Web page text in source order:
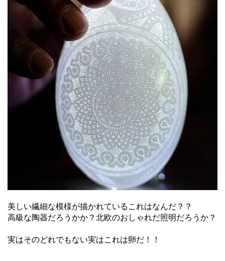
美しい繊細な模様が描かれているこれはなんだ？？
高級な陶器だろうかか？北欧のおしゃれだ照明だろうか？
実はそのどれでもない実はこれは卵だ！！